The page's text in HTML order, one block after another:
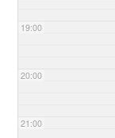
19:00
20:00
21:00